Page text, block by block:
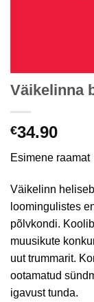
Väikelinna
€34.90
Esimene raamat
Väikelinn
loomingulistes
põlvkondi.
muusikute
uut trummarit.
ootamatud
igavust tunda.